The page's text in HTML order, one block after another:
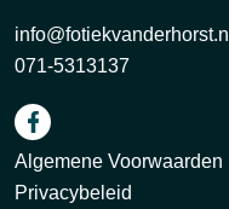
info@fotiekvanderhorst.nl
071-5313137
Algemene Voorwaarden
Privacybeleid